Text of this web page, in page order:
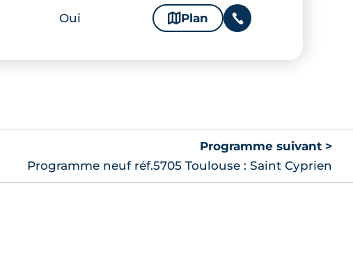
Oui 🗞 Plan 📞
Programme suivant >
Programme neuf réf.5705 Toulouse : Saint Cyprien